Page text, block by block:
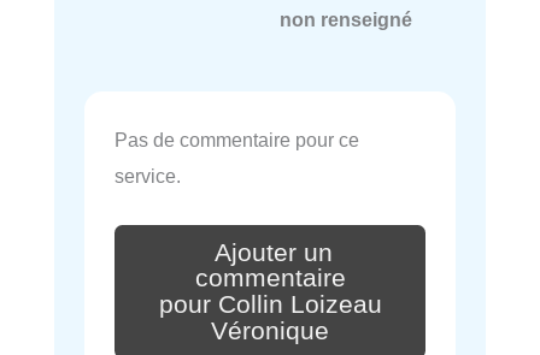
non renseigné
Pas de commentaire pour ce
service.
Ajouter un
commentaire
pour Collin Loizeau
Véronique